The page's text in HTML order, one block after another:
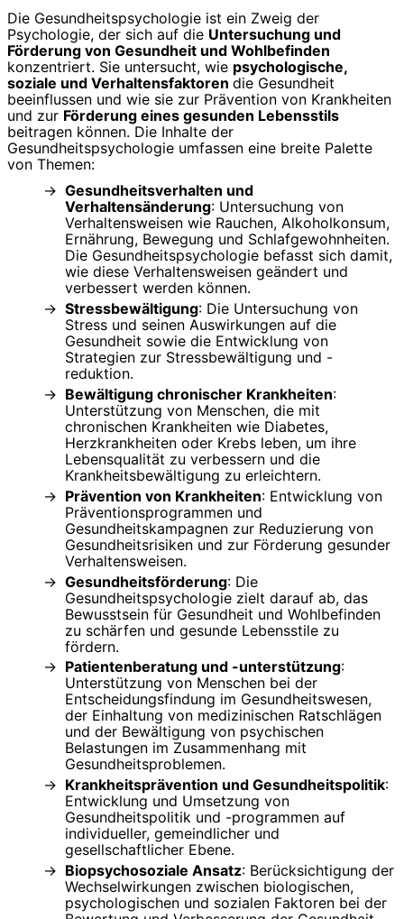
Die Gesundheitspsychologie ist ein Zweig der
Psychologie, der sich auf die Untersuchung und
Förderung von Gesundheit und Wohlbefinden
konzentriert. Sie untersucht, wie psychologische,
soziale und Verhaltensfaktoren die Gesundheit
beeinflussen und wie sie zur Prävention von Krankheiten
und zur Förderung eines gesunden Lebensstils
beitragen können. Die Inhalte der
Gesundheitspsychologie umfassen eine breite Palette
von Themen:
Gesundheitsverhalten und
Verhaltensänderung: Untersuchung von
Verhaltensweisen wie Rauchen, Alkoholkonsum,
Ernährung, Bewegung und Schlafgewohnheiten.
Die Gesundheitspsychologie befasst sich damit,
wie diese Verhaltensweisen geändert und
verbessert werden können.
Stressbewältigung: Die Untersuchung von
Stress und seinen Auswirkungen auf die
Gesundheit sowie die Entwicklung von
Strategien zur Stressbewältigung und -
reduktion.
Bewältigung chronischer Krankheiten:
Unterstützung von Menschen, die mit
chronischen Krankheiten wie Diabetes,
Herzkrankheiten oder Krebs leben, um ihre
Lebensqualität zu verbessern und die
Krankheitsbewältigung zu erleichtern.
Prävention von Krankheiten: Entwicklung von
Präventionsprogrammen und
Gesundheitskampagnen zur Reduzierung von
Gesundheitsrisiken und zur Förderung gesunder
Verhaltensweisen.
Gesundheitsförderung: Die
Gesundheitspsychologie zielt darauf ab, das
Bewusstsein für Gesundheit und Wohlbefinden
zu schärfen und gesunde Lebensstile zu
fördern.
Patientenberatung und -unterstützung:
Unterstützung von Menschen bei der
Entscheidungsfindung im Gesundheitswesen,
der Einhaltung von medizinischen Ratschlägen
und der Bewältigung von psychischen
Belastungen im Zusammenhang mit
Gesundheitsproblemen.
Krankheitsprävention und Gesundheitspolitik:
Entwicklung und Umsetzung von
Gesundheitspolitik und -programmen auf
individueller, gemeindlicher und
gesellschaftlicher Ebene.
Biopsychosoziale Ansatz: Berücksichtigung der
Wechselwirkungen zwischen biologischen,
psychologischen und sozialen Faktoren bei der